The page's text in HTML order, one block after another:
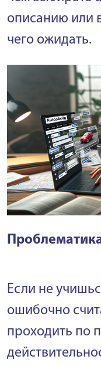
описанию или
чего ожидать.
Если не
ошибочно
проходить по